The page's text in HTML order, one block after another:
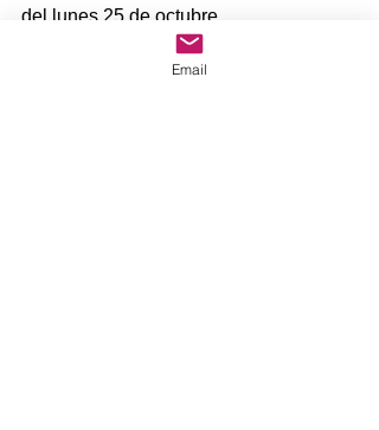
del lunes 25 de octubre.
Junta directiva AMPA CEIP Padre
Email